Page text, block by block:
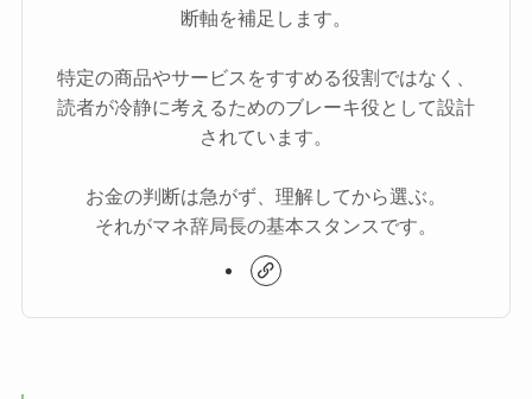
断軸を補足します。
特定の商品やサービスをすすめる役割ではなく、
読者が冷静に考えるためのブレーキ役として設計
されています。
お金の判断は急がず、理解してから選ぶ。
それがマネ辞局長の基本スタンスです。